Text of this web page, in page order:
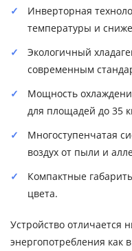
Инверторная
температуры и
Экологичный
современным
Мощность
для площадей до 35
Многоступенчатая
воздух от пыли и
Компактные
цвета.
Устройство отличается
энергопотребления как